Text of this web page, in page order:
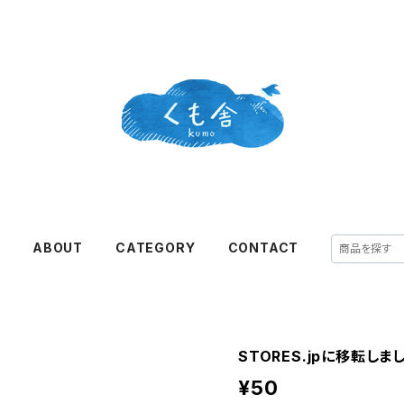
ABOUT CATEGORY CONTACT
STORES.jpに移転しま
¥50